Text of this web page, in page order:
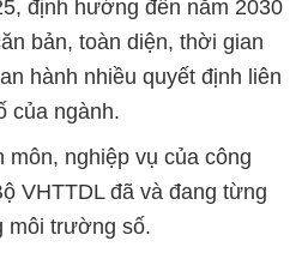
định hướng đến năm 2030
bản, toàn diện, thời gian
hành nhiều quyết định liên
của ngành.
môn, nghiệp vụ của công
VHTTDL đã và đang từng
môi trường số.